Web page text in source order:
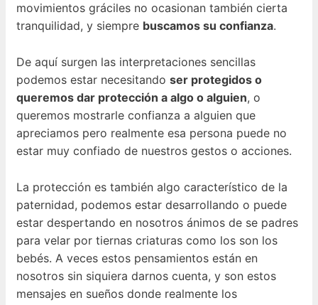
movimientos gráciles no ocasionan también cierta
tranquilidad, y siempre buscamos su confianza.
De aquí surgen las interpretaciones sencillas
podemos estar necesitando ser protegidos o
queremos dar protección a algo o alguien, o
queremos mostrarle confianza a alguien que
apreciamos pero realmente esa persona puede no
estar muy confiado de nuestros gestos o acciones.
La protección es también algo característico de la
paternidad, podemos estar desarrollando o puede
estar despertando en nosotros ánimos de se padres
para velar por tiernas criaturas como los son los
bebés. A veces estos pensamientos están en
nosotros sin siquiera darnos cuenta, y son estos
mensajes en sueños donde realmente los